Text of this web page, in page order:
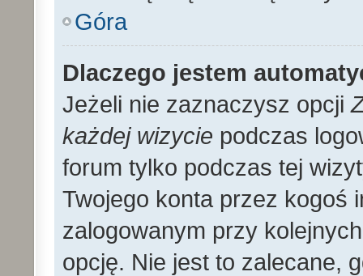
Góra
Dlaczego jestem
Jeżeli nie zaznaczysz opcji
każdej wizycie podczas
forum tylko podczas tej
Twojego konta przez kogoś
zalogowanym przy
opcję. Nie jest to zalecane,